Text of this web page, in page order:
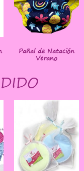
Pañal de Natación
Verano